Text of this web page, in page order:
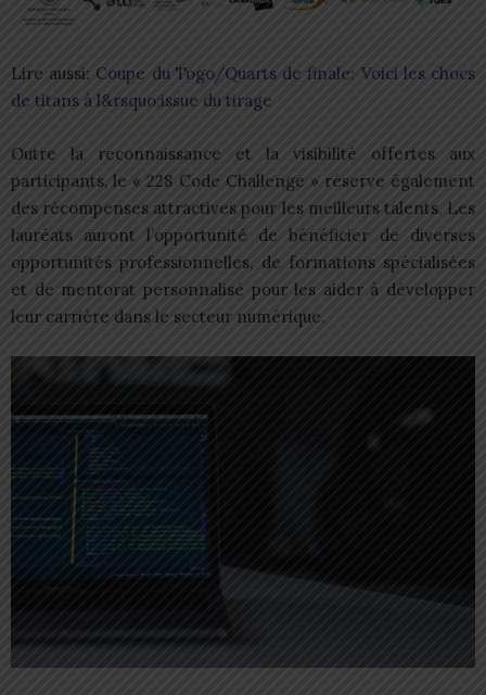
Lire aussi: Coupe du Togo/Quarts de finale: Voici les chocs
de titans à l&rsquo;issue du tirage
Outre la reconnaissance et la visibilité offertes aux
participants, le « 228 Code Challenge » réserve également
des récompenses attractives pour les meilleurs talents. Les
lauréats auront l’opportunité de bénéficier de diverses
opportunités professionnelles, de formations spécialisées
et de mentorat personnalisé pour les aider à développer
leur carrière dans le secteur numérique.